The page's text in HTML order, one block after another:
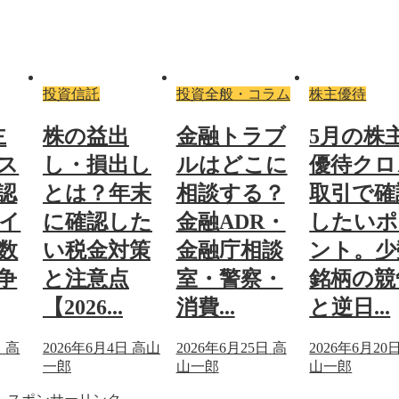
高
投資信託
株の益出
し・損出し
とは？年末
に確認した
い税金対策
と注意点
【2026...
2026年6月4日 高山
一郎
投資全般・コラム
金融トラブ
ルはどこに
相談する？
金融ADR・
金融庁相談
室・警察・
消費...
2026年6月25日 高
山一郎
株主優待
5月の株
優待ク
取引で
したい
ント。
銘柄の
と逆日...
2026年6月20
山一郎